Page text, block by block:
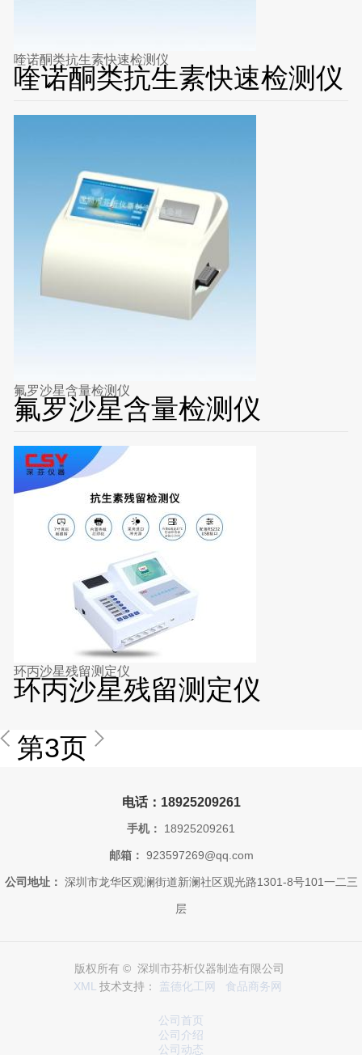
喹诺酮类抗生素快速检测仪
喹诺酮类抗生素快速检测仪
氟罗沙星含量检测仪
氟罗沙星含量检测仪
环丙沙星残留测定仪
环丙沙星残留测定仪
第3页
电话：18925209261
手机： 18925209261
邮箱： 923597269@qq.com
公司地址： 深圳市龙华区观澜街道新澜社区观光路1301-8号101一二三
层
版权所有 © 深圳市芬析仪器制造有限公司
XML 技术支持： 盖德化工网 食品商务网
公司首页
公司介绍
公司动态